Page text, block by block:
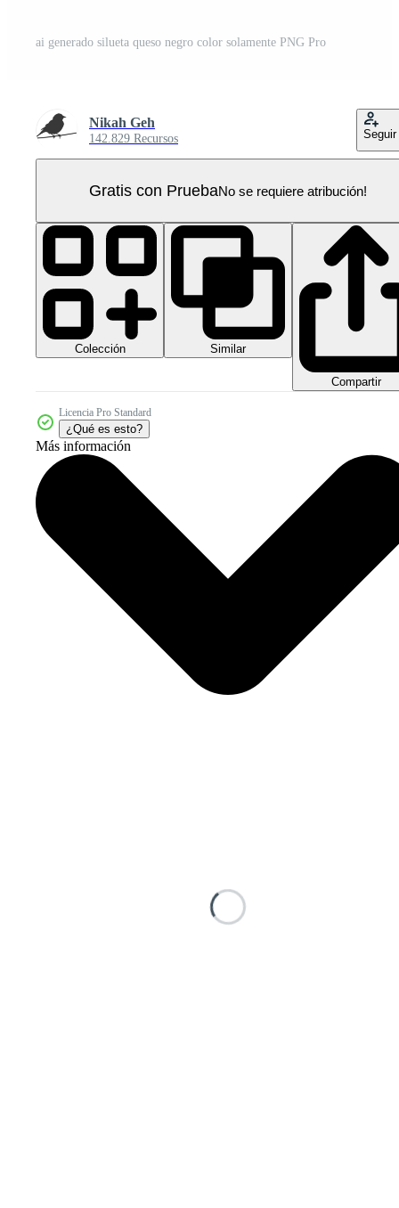
ai generado silueta queso negro color solamente PNG Pro
Nikah Geh
142.829 Recursos Seguir
Gratis con PruebaNo se requiere atribución!
Colección Similar
Compartir
Licencia Pro Standard
¿Qué es esto?
Más información